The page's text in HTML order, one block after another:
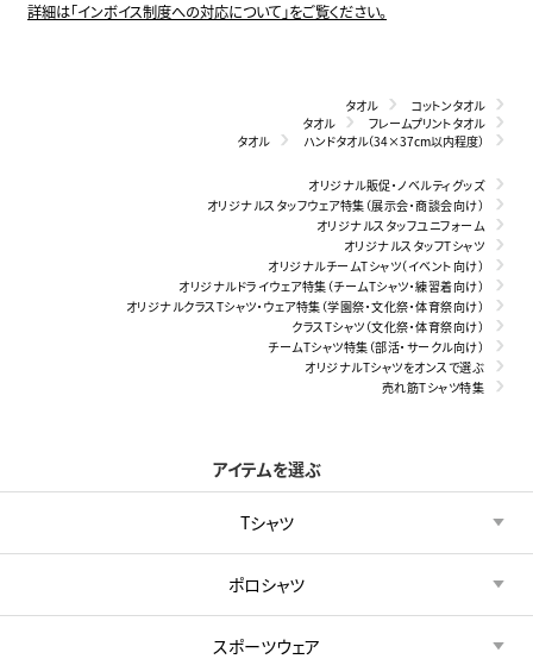
詳細は「インボイス制度への対応について」をご覧ください。
タオル
コットンタオル
タオル
フレームプリントタオル
タオル
ハンドタオル（34×37cm以内程度）
オリジナル販促・ノベルティグッズ
オリジナルスタッフウェア特集（展示会・商談会向け）
オリジナルスタッフユニフォーム
オリジナルスタッフTシャツ
オリジナルチームTシャツ（イベント向け）
オリジナルドライウェア特集（チームTシャツ・練習着向け）
オリジナルクラスTシャツ・ウェア特集（学園祭・文化祭・体育祭向け）
クラスTシャツ（文化祭・体育祭向け）
チームTシャツ特集（部活・サークル向け）
オリジナルTシャツをオンスで選ぶ
売れ筋Tシャツ特集
アイテムを選ぶ
Tシャツ
ポロシャツ
スポーツウェア